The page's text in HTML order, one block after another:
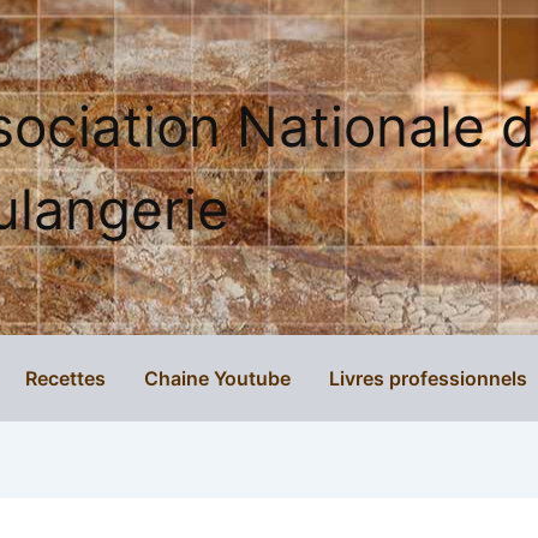
Nationale
Recettes Chaine Youtube Livres professionnels